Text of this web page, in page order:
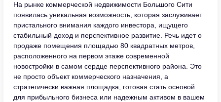
На рынке коммерческой недвижимости Большого Сити
появилась уникальная возможность, которая заслуживает
пристального внимания каждого инвестора, ищущего
стабильный доход и перспективное развитие. Речь идет о
продаже помещения площадью 80 квадратных метров,
расположенного на первом этаже современной
новостройки в самом сердце перспективного района. Это
не просто объект коммерческого назначения, а
стратегически важная площадка, готовая стать основой
для прибыльного бизнеса или надежным активом в вашем